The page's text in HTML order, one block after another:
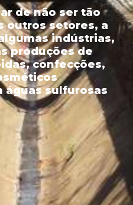
de não ser tão
outros setores, a
indústrias,
produções de
confecções,
águas sulfurosas